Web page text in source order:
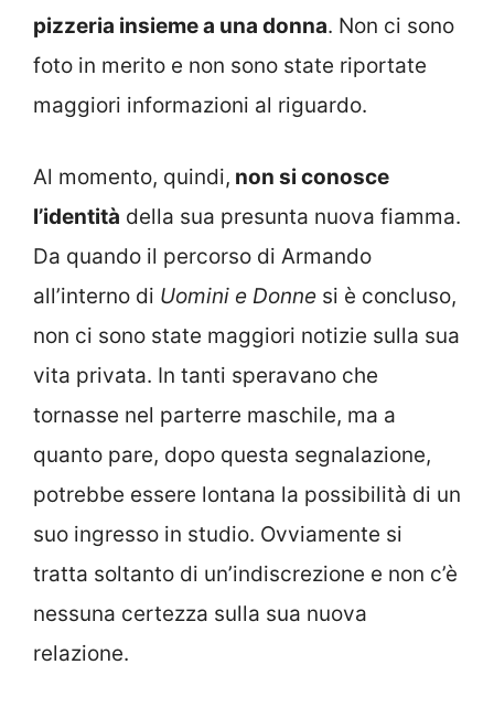
pizzeria insieme a una donna. Non ci sono
foto in merito e non sono state riportate
maggiori informazioni al riguardo.
Al momento, quindi, non si conosce
l’identità della sua presunta nuova fiamma.
Da quando il percorso di Armando
all’interno di Uomini e Donne si è concluso,
non ci sono state maggiori notizie sulla sua
vita privata. In tanti speravano che
tornasse nel parterre maschile, ma a
quanto pare, dopo questa segnalazione,
potrebbe essere lontana la possibilità di un
suo ingresso in studio. Ovviamente si
tratta soltanto di un’indiscrezione e non c’è
nessuna certezza sulla sua nuova
relazione.